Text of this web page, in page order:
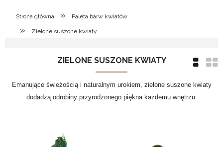
Strona główna » Paleta barw kwiatów
» Zielone suszone kwiaty
ZIELONE SUSZONE KWIATY
Emanujące świeżością i naturalnym urokiem, zielone suszone kwiaty
dodadzą odrobiny przyrodzonego piękna każdemu wnętrzu.